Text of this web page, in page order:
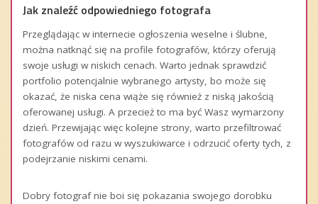
Jak znaleźć odpowiedniego fotografa
Przeglądając w internecie ogłoszenia weselne i ślubne,
można natknąć się na profile fotografów, którzy oferują
swoje usługi w niskich cenach. Warto jednak sprawdzić
portfolio potencjalnie wybranego artysty, bo może się
okazać, że niska cena wiąże się również z niską jakością
oferowanej usługi. A przecież to ma być Wasz wymarzony
dzień. Przewijając więc kolejne strony, warto przefiltrować
fotografów od razu w wyszukiwarce i odrzucić oferty tych, z
podejrzanie niskimi cenami.
Dobry fotograf nie boi się pokazania swojego dorobku